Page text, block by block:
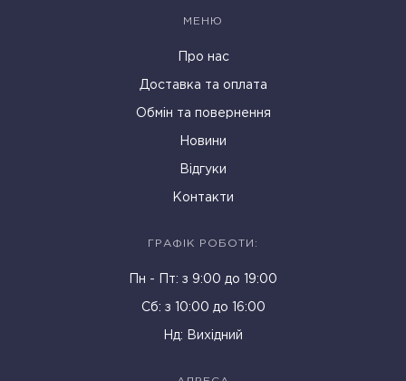
МЕНЮ
Про нас
Доставка та оплата
Обмін та повернення
Новини
Відгуки
Контакти
ГРАФІК РОБОТИ:
Пн - Пт: з 9:00 до 19:00
Cб: з 10:00 до 16:00
Нд: Вихідний